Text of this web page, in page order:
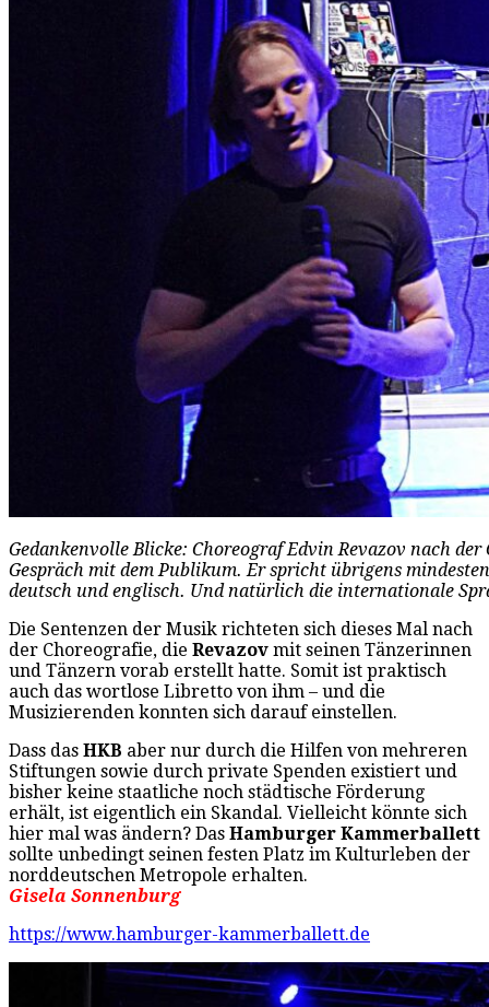
Gedankenvolle Blicke: Choreograf Edvin Revazov nach
Gespräch mit dem Publikum. Er spricht übrigens
deutsch und englisch. Und natürlich die internationale
Die Sentenzen der Musik richteten sich dieses Mal nach
der Choreografie, die Revazov mit seinen Tänzerinnen
und Tänzern vorab erstellt hatte. Somit ist praktisch
auch das wortlose Libretto von ihm – und die
Musizierenden konnten sich darauf einstellen.
Dass das HKB aber nur durch die Hilfen von mehreren
Stiftungen sowie durch private Spenden existiert und
bisher keine staatliche noch städtische Förderung
erhält, ist eigentlich ein Skandal. Vielleicht könnte sich
hier mal was ändern? Das Hamburger Kammerballett
sollte unbedingt seinen festen Platz im Kulturleben der
norddeutschen Metropole erhalten.
Gisela Sonnenburg
https://www.hamburger-kammerballett.de